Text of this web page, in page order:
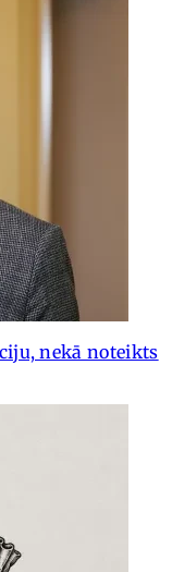
nekā noteikts